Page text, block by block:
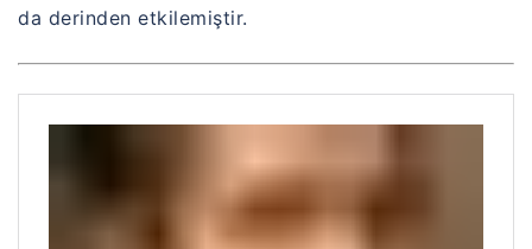
da derinden etkilemiştir.